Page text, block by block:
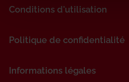
Conditions d'utilisation
Politique de confidentialité
Informations légales